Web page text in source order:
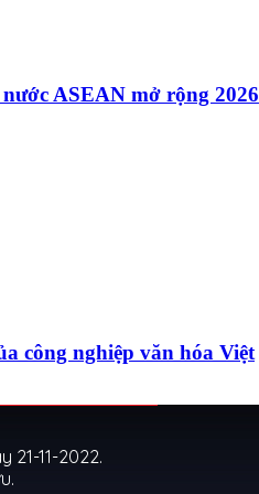
ASEAN mở rộng 2026
công nghiệp văn hóa Việt
21-11-2022.